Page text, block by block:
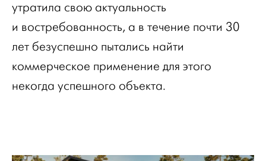
утратила свою актуальность
и востребованность, а в течение почти 30
лет безуспешно пытались найти
коммерческое применение для этого
некогда успешного объекта.